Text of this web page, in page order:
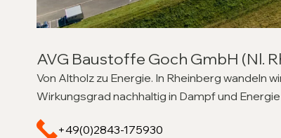
AVG Baustoffe Goch GmbH (Nl.
Von Altholz zu Energie. In Rheinberg wandeln
Wirkungsgrad nachhaltig in Dampf und Energie
+49(0)2843-175930